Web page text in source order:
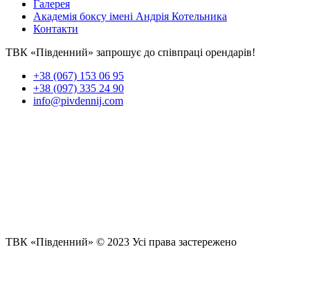
Галерея
Академія боксу імені Андрія Котельника
Контакти
ТВК «Південний» запрошує до співпраці орендарів!
+38 (067) 153 06 95
+38 (097) 335 24 90
info@pivdennij.com
ТВК «Південний» © 2023 Усі права застережено